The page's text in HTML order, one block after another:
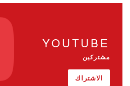
YOUTUBE
مشتركين
الاشتراك